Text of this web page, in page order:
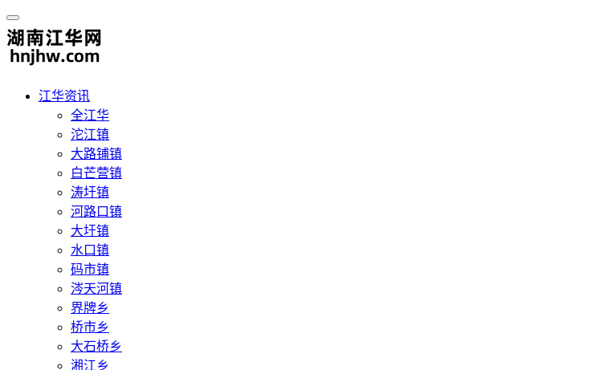
江华资讯
全江华
沱江镇
大路铺镇
白芒营镇
涛圩镇
河路口镇
大圩镇
水口镇
码市镇
涔天河镇
界牌乡
桥市乡
大石桥乡
湘江乡